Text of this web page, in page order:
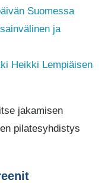
Suomessa
ja
Heikki Lempiäisen
jakamisen
pilatesyhdistys